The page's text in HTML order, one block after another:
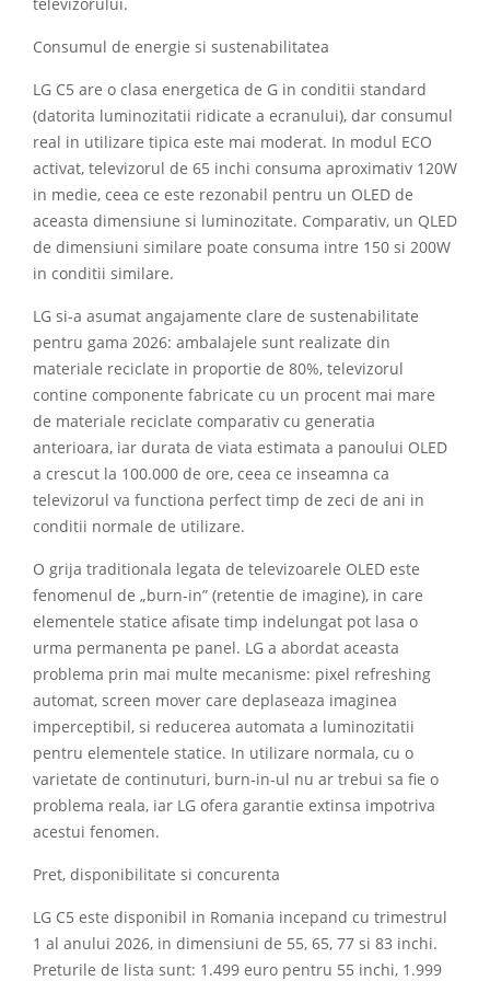
televizorului.
Consumul de energie si sustenabilitatea
LG C5 are o clasa energetica de G in conditii standard
(datorita luminozitatii ridicate a ecranului), dar consumul
real in utilizare tipica este mai moderat. In modul ECO
activat, televizorul de 65 inchi consuma aproximativ 120W
in medie, ceea ce este rezonabil pentru un OLED de
aceasta dimensiune si luminozitate. Comparativ, un QLED
de dimensiuni similare poate consuma intre 150 si 200W
in conditii similare.
LG si-a asumat angajamente clare de sustenabilitate
pentru gama 2026: ambalajele sunt realizate din
materiale reciclate in proportie de 80%, televizorul
contine componente fabricate cu un procent mai mare
de materiale reciclate comparativ cu generatia
anterioara, iar durata de viata estimata a panoului OLED
a crescut la 100.000 de ore, ceea ce inseamna ca
televizorul va functiona perfect timp de zeci de ani in
conditii normale de utilizare.
O grija traditionala legata de televizoarele OLED este
fenomenul de „burn-in” (retentie de imagine), in care
elementele statice afisate timp indelungat pot lasa o
urma permanenta pe panel. LG a abordat aceasta
problema prin mai multe mecanisme: pixel refreshing
automat, screen mover care deplaseaza imaginea
imperceptibil, si reducerea automata a luminozitatii
pentru elementele statice. In utilizare normala, cu o
varietate de continuturi, burn-in-ul nu ar trebui sa fie o
problema reala, iar LG ofera garantie extinsa impotriva
acestui fenomen.
Pret, disponibilitate si concurenta
LG C5 este disponibil in Romania incepand cu trimestrul
1 al anului 2026, in dimensiuni de 55, 65, 77 si 83 inchi.
Preturile de lista sunt: 1.499 euro pentru 55 inchi, 1.999